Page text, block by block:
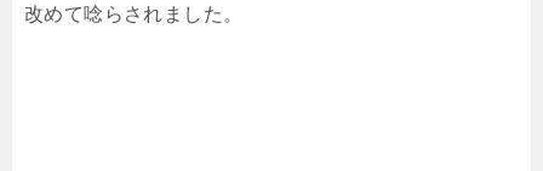
改めて唸らされました。